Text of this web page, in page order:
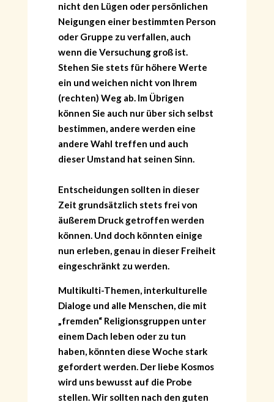
ÜBER AVANTGART.DE
IMPRESSUM & DATENSCHUTZ
nicht den Lügen oder persönlichen
Neigungen einer bestimmten Person
oder Gruppe zu verfallen, auch
wenn die Versuchung groß ist.
Stehen Sie stets für höhere Werte
ein und weichen nicht von Ihrem
(rechten) Weg ab. Im Übrigen
können Sie auch nur über sich selbst
bestimmen, andere werden eine
andere Wahl treffen und auch
dieser Umstand hat seinen Sinn.
Entscheidungen sollten in dieser
Zeit grundsätzlich stets frei von
äußerem Druck getroffen werden
können. Und doch könnten einige
nun erleben, genau in dieser Freiheit
eingeschränkt zu werden.
Multikulti-Themen, interkulturelle
Dialoge und alle Menschen, die mit
„fremden“ Religionsgruppen unter
einem Dach leben oder zu tun
haben, könnten diese Woche stark
gefordert werden. Der liebe Kosmos
wird uns bewusst auf die Probe
stellen. Wir sollten nach den guten